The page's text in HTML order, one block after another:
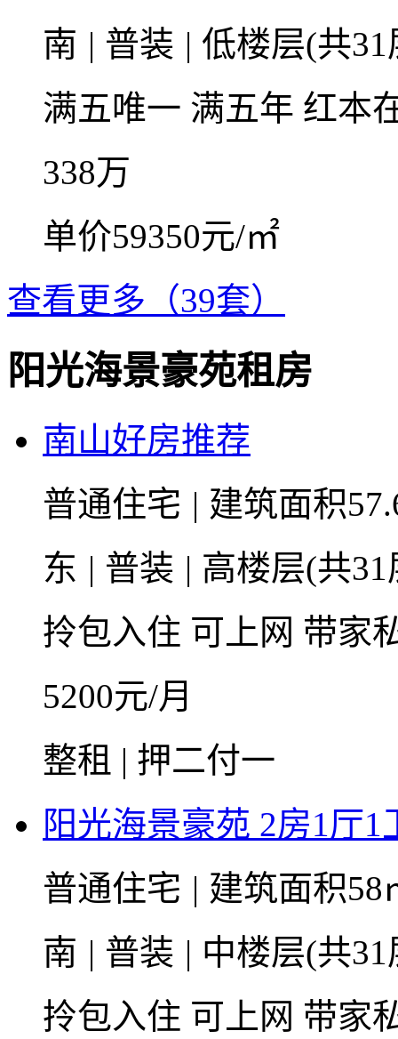
南 | 普装 | 低楼层(共
满五唯一 满五年 红本
338万
单价59350元/㎡
查看更多（39套）
阳光海景豪苑租房
南山好房推荐
普通住宅 | 建筑面积
东 | 普装 | 高楼层(共
拎包入住 可上网 带家
5200元/月
整租 | 押二付一
阳光海景豪苑 2房1厅1
普通住宅 | 建筑面积
南 | 普装 | 中楼层(共
拎包入住 可上网 带家